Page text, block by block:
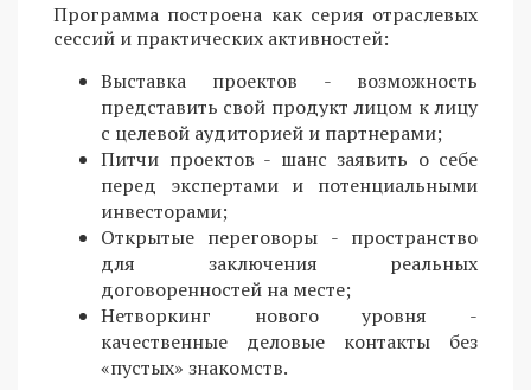
Программа построена как серия отраслевых
сессий и практических активностей:
Выставка проектов - возможность
представить свой продукт лицом к лицу
с целевой аудиторией и партнерами;
Питчи проектов - шанс заявить о себе
перед экспертами и потенциальными
инвесторами;
Открытые переговоры - пространство
для заключения реальных
договоренностей на месте;
Нетворкинг нового уровня -
качественные деловые контакты без
«пустых» знакомств.